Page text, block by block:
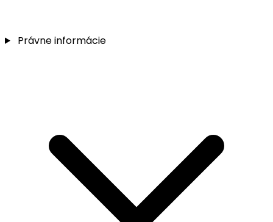
Právne informácie